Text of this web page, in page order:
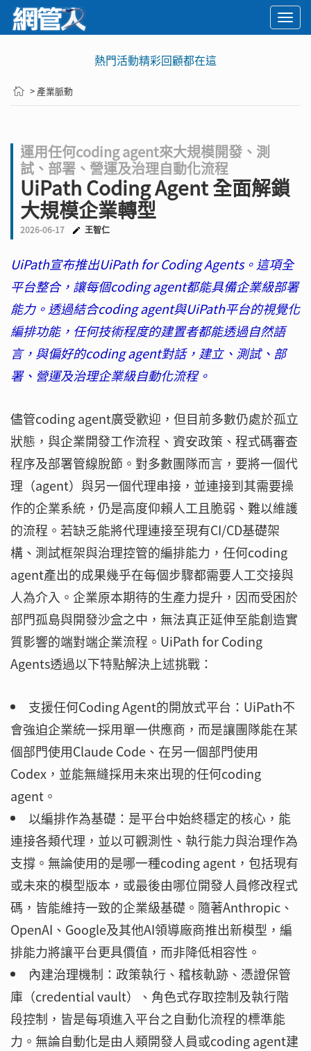
熱門活動精彩回顧都在這
> 產業脈動
運用任何coding agent來大規模開發、測
試、部署、營運及治理自動化流程
UiPath Coding Agent 全面解鎖
大規模企業轉型
2026-06-17 王智仁
UiPath宣布推出UiPath for Coding Agents。這項全
平台整合，讓每個coding agent都能具備企業級部署
能力。透過結合coding agent與UiPath平台的視覺化
編排功能，任何技術程度的建置者都能透過自然語
言，與偏好的coding agent對話，建立、測試、部
署、營運及治理企業級自動化流程。
儘管coding agent廣受歡迎，但目前多數仍處於孤立
狀態，與企業開發工作流程、資安政策、程式碼審查
程序及部署管線脫節。對多數團隊而言，要將一個代
理（agent）與另一個代理串接，並連接到其需要操
作的企業系統，仍是高度仰賴人工且脆弱、難以維護
的流程。若缺乏能將代理連接至現有CI/CD基礎架
構、測試框架與治理控管的編排能力，任何coding
agent產出的成果幾乎在每個步驟都需要人工交接與
人為介入。企業原本期待的生產力提升，因而受困於
部門孤島與開發沙盒之中，無法真正延伸至能創造實
質影響的端對端企業流程。UiPath for Coding
Agents透過以下特點解決上述挑戰：
支援任何Coding Agent的開放式平台：UiPath不
會強迫企業統一採用單一供應商，而是讓團隊能在某
個部門使用Claude Code、在另一個部門使用
Codex，並能無縫採用未來出現的任何coding
agent。
以編排作為基礎：是平台中始終穩定的核心，能
連接各類代理，並以可觀測性、執行能力與治理作為
支撐。無論使用的是哪一種coding agent，包括現有
或未來的模型版本，或最後由哪位開發人員修改程式
碼，皆能維持一致的企業級基礎。隨著Anthropic、
OpenAI、Google及其他AI領導廠商推出新模型，編
排能力將讓平台更具價值，而非降低相容性。
內建治理機制：政策執行、稽核軌跡、憑證保管
庫（credential vault）、角色式存取控制及執行階
段控制，皆是每項進入平台之自動化流程的標準能
力。無論自動化是由人類開發人員或coding agent建